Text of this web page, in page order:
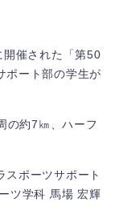
開催された「第50
ポート部の学生が
の約7㎞、ハーフ
スポーツサポート
ツ学科 馬場 宏輝